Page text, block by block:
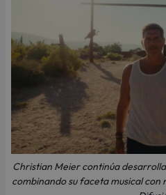
Christian Meier continúa
combinando su faceta musical con